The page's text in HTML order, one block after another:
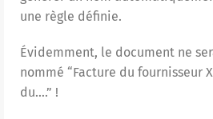
une règle définie.
Évidemment, le document ne
nommé “Facture du fournisseur
du….” !